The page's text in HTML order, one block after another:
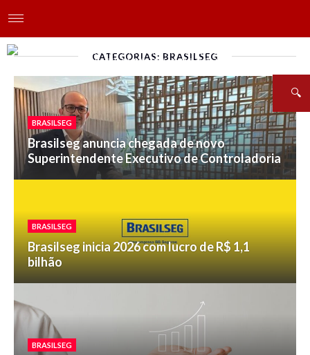
CATEGORIAS: BRASILSEG
BRASILSEG
Brasilseg anuncia chegada de novo
Superintendente Executivo de Controladoria
BRASILSEG
Brasilseg inicia 2026 com lucro de R$ 1,1
bilhão
BRASILSEG